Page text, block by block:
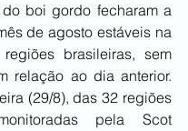
boi gordo fecharam a
de agosto estáveis na
brasileiras, sem
relação ao dia anterior.
(29/8), das 32 regiões
pela Scot